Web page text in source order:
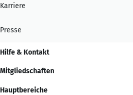
Karriere
Presse
Hilfe & Kontakt
Mitgliedschaften
Hauptbereiche